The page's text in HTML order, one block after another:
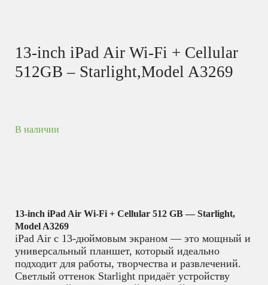
13-inch iPad Air Wi-Fi + Cellular
512GB – Starlight,Model A3269
В наличии
13-inch iPad Air Wi-Fi + Cellular 512 GB — Starlight,
Model A3269
iPad Air с 13-дюймовым экраном — это мощный и
универсальный планшет, который идеально
подходит для работы, творчества и развлечений.
Светлый оттенок Starlight придаёт устройству